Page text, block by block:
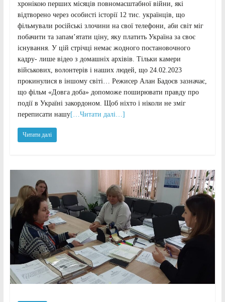
хронікою перших місяців повномасштабної війни, які
відтворено через особисті історії 12 тис. українців, що
фільмували російські злочини на свої телефони, аби світ міг
побачити та запам’ятати ціну, яку платить Україна за своє
існування. У цій стрічці немає жодного постановочного
кадру- лише відео з домашніх архівів. Тільки камери
військових, волонтерів і наших людей, що 24.02.2023
прокинулися в іншому світі… Режисер Алан Бадоєв зазначає,
що фільм «Довга доба» допоможе поширювати правду про
події в Україні закордоном. Щоб ніхто і ніколи не зміг
переписати нашу[…Читати далі…]
Читати далі